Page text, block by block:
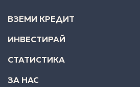
ВЗЕМИ КРЕДИТ
ИНВЕСТИРАЙ
СТАТИСТИКА
ЗА НАС